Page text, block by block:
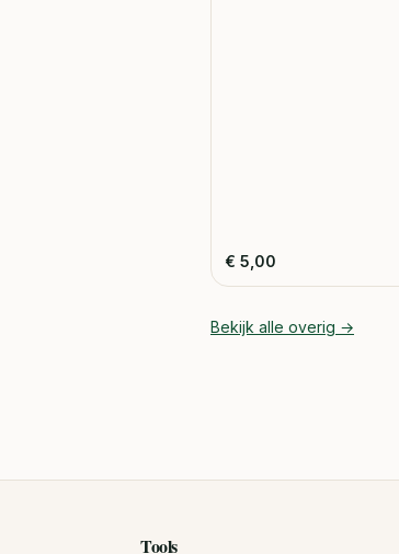
€ 5,00
Bekijk alle overig →
Tools